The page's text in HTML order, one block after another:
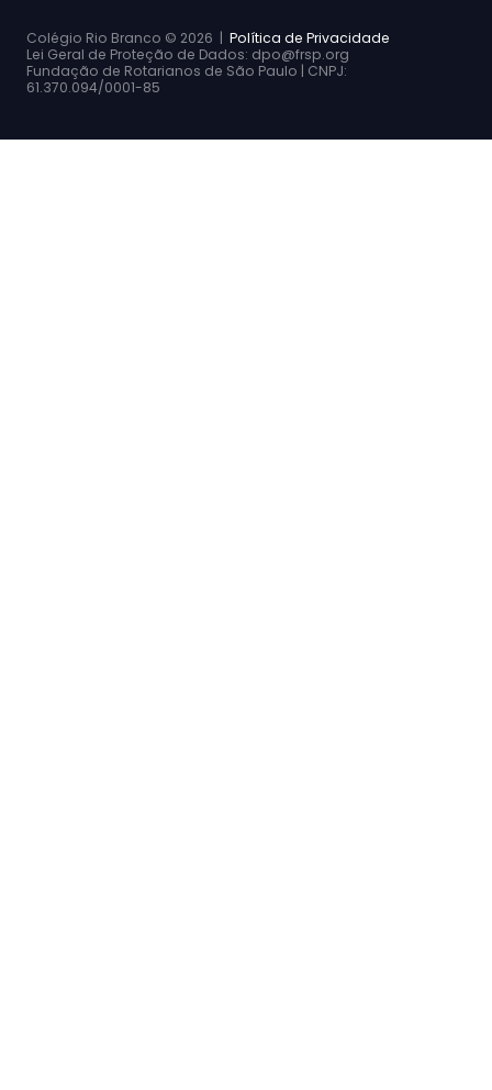
Colégio Rio Branco © 2026 | Política de Privacidade
Lei Geral de Proteção de Dados: dpo@frsp.org
Fundação de Rotarianos de São Paulo | CNPJ:
61.370.094/0001-85